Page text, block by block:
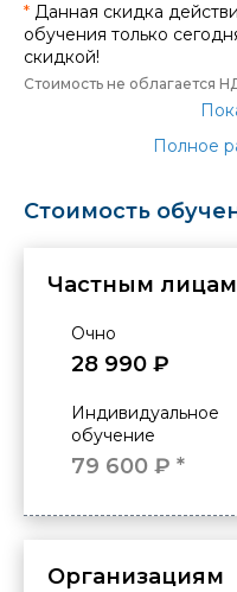
* Данная скидка
обучения только
скидкой!
Стоимость не облагается
Полное
Стоимость
Частным лицам
Очно
28 990 ₽
Индивидуальное
обучение
79 600 ₽ *
Организациям